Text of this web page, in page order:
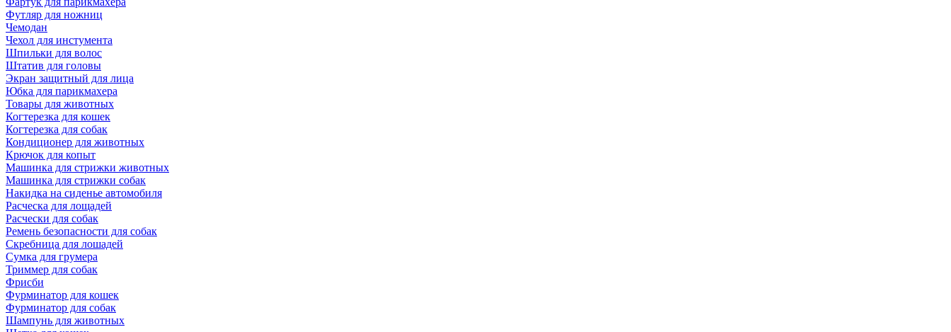
Футляр для ножниц
Чемодан
Чехол для инстумента
Шпильки для волос
Штатив для головы
Экран защитный для лица
Юбка для парикмахера
Товары для животных
Когтерезка для кошек
Когтерезка для собак
Кондиционер для животных
Крючок для копыт
Машинка для стрижки животных
Машинка для стрижки собак
Накидка на сиденье автомобиля
Расческа для лощадей
Расчески для собак
Ремень безопасности для собак
Скребница для лошадей
Сумка для грумера
Триммер для собак
Фрисби
Фурминатор для кошек
Фурминатор для собак
Шампунь для животных